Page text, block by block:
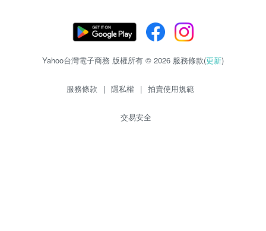
Yahoo台灣電子商務 版權所有 © 2026 服務條款(更新)
服務條款 | 隱私權 | 拍賣使用規範
交易安全